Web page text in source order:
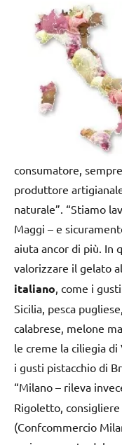
consumatore,
produttore
naturale”. “Stiamo
Maggi – e
aiuta ancor di più. In
valorizzare il gelato
italiano, come i
Sicilia, pesca
calabrese, melone
le creme la ciliegia
i gusti pistacchio di
“Milano – rileva
Rigoletto,
(Confcommercio